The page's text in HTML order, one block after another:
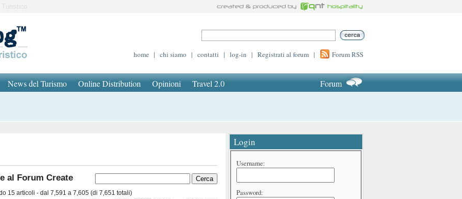
home | chi siamo | contatti | log-in | Registrati al forum | Forum RSS
News del Turismo Online Distribution Opinioni Travel 2.0 Forum
al Forum Create
15 articoli - dal 7,591 a 7,605 (di 7,651 totali)
Login
Username:
Password: